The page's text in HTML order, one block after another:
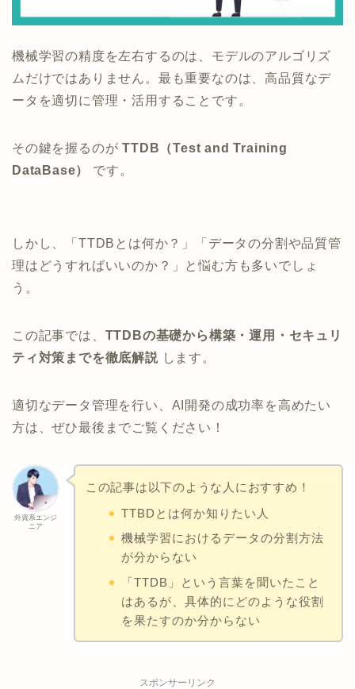
機械学習の精度を左右するのは、モデルのアルゴリズ
ムだけではありません。最も重要なのは、高品質なデ
ータを適切に管理・活用することです。
その鍵を握るのがTTDB（Test and Training
DataBase）
です。
しかし、「TTDBとは何か？」「データの分割や品質管
理はどうすればいいのか？」と悩む方も多いでしょ
う。
この記事では、 TTDBの基礎から構築・運用・セキュリ
ティ対策までを徹底解説 します。
適切なデータ管理を行い、AI開発の成功率を高めたい
方は、ぜひ最後までご覧ください！
外資系エンジ
ニア
この記事は以下のような人におすすめ！
TTBDとは何か知りたい人
機械学習におけるデータの分割方法
が分からない
「TTDB」という言葉を聞いたこと
はあるが、具体的にどのような役割
を果たすのか分からない
スポンサーリンク